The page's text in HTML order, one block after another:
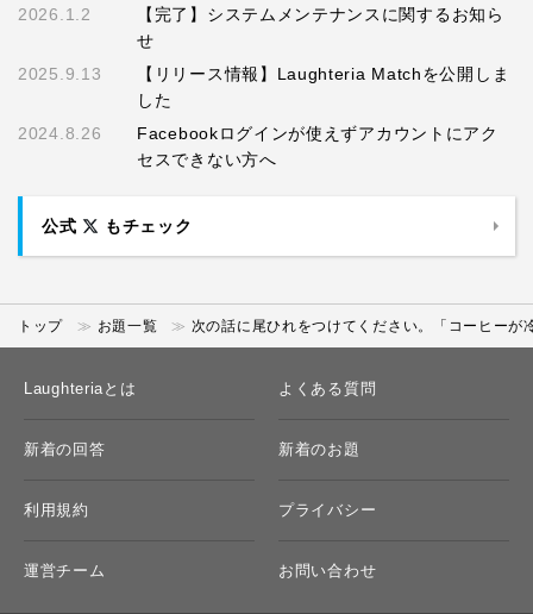
2026.1.2
【完了】システムメンテナンスに関するお知ら
せ
2025.9.13
【リリース情報】Laughteria Matchを公開しま
した
2024.8.26
Facebookログインが使えずアカウントにアク
セスできない方へ
公式 もチェック
トップ お題一覧 次の話に尾ひれをつけてください。「コーヒーが
Laughteriaとは よくある質問
新着の回答 新着のお題
利用規約 プライバシー
運営チーム お問い合わせ